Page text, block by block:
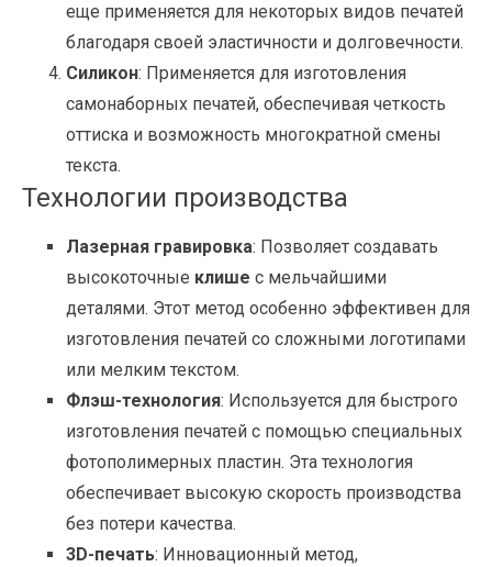
еще применяется для некоторых видов печатей
благодаря своей эластичности и долговечности.
Силикон: Применяется для изготовления
самонаборных печатей, обеспечивая четкость
оттиска и возможность многократной смены
текста.
Технологии производства
Лазерная гравировка: Позволяет создавать
высокоточные клише с мельчайшими
деталями. Этот метод особенно эффективен для
изготовления печатей со сложными логотипами
или мелким текстом.
Флэш-технология: Используется для быстрого
изготовления печатей с помощью специальных
фотополимерных пластин. Эта технология
обеспечивает высокую скорость производства
без потери качества.
3D-печать: Инновационный метод,